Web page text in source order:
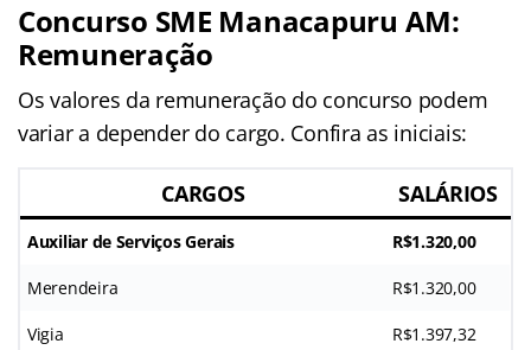
Concurso SME Manacapuru AM:
Remuneração
Os valores da remuneração do concurso podem
variar a depender do cargo. Confira as iniciais:
CARGOS SALÁRIOS
Auxiliar de Serviços Gerais R$1.320,00
Merendeira R$1.320,00
Vigia R$1.397,32